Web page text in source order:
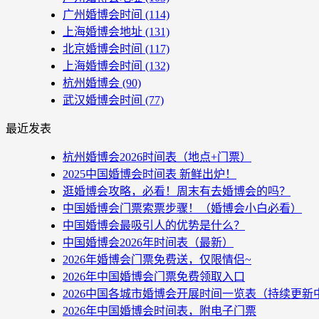
广州婚博会时间 (114)
上海婚博会地址 (131)
北京婚博会时间 (117)
上海婚博会时间 (132)
杭州婚博会 (90)
武汉婚博会时间 (77)
最近发表
杭州婚博会2026时间表（地点+门票）
2025中国婚博会时间表 新鲜出炉！
逛婚博会攻略，必看！周末有去婚博会的吗？
中国婚博会门票索票步骤！（婚博会小白必看）
中国婚博会最吸引人的优势是什么？
中国婚博会2026年时间表（最新）
2026年婚博会门票免费送，仅限情侣~
2026年中国婚博会门票免费领取入口
2026中国各城市婚博会开展时间一览表（持续更新
2026年中国婚博会时间表，附电子门票